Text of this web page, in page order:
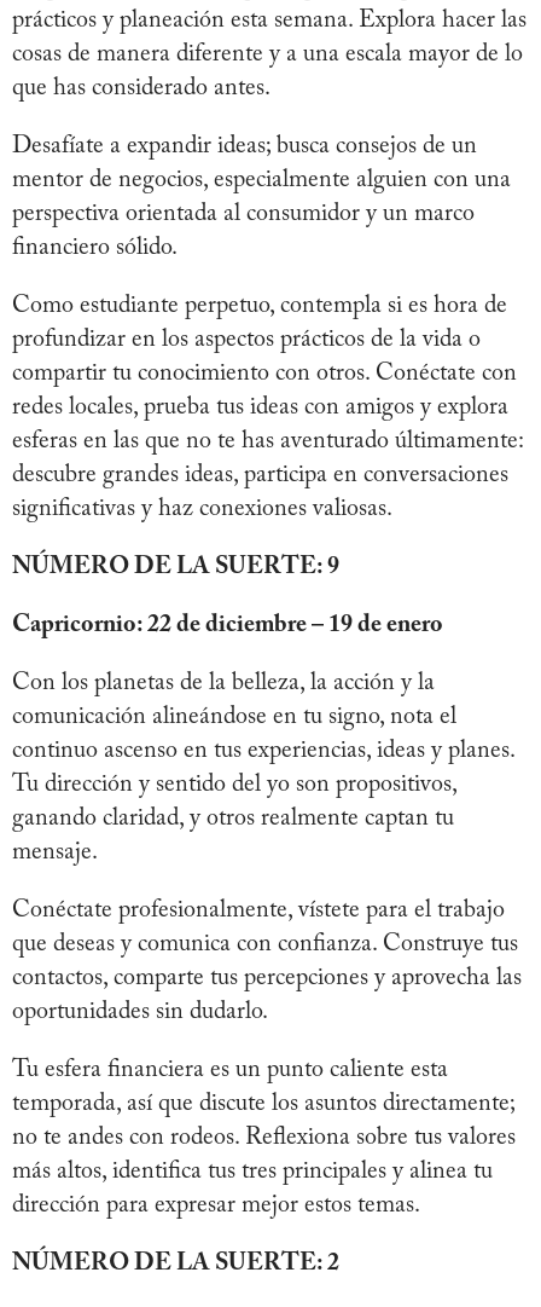
prácticos y planeación esta semana. Explora hacer las
cosas de manera diferente y a una escala mayor de lo
que has considerado antes.
Desafíate a expandir ideas; busca consejos de un
mentor de negocios, especialmente alguien con una
perspectiva orientada al consumidor y un marco
financiero sólido.
Como estudiante perpetuo, contempla si es hora de
profundizar en los aspectos prácticos de la vida o
compartir tu conocimiento con otros. Conéctate con
redes locales, prueba tus ideas con amigos y explora
esferas en las que no te has aventurado últimamente:
descubre grandes ideas, participa en conversaciones
significativas y haz conexiones valiosas.
NÚMERO DE LA SUERTE: 9
Capricornio: 22 de diciembre – 19 de enero
Con los planetas de la belleza, la acción y la
comunicación alineándose en tu signo, nota el
continuo ascenso en tus experiencias, ideas y planes.
Tu dirección y sentido del yo son propositivos,
ganando claridad, y otros realmente captan tu
mensaje.
Conéctate profesionalmente, vístete para el trabajo
que deseas y comunica con confianza. Construye tus
contactos, comparte tus percepciones y aprovecha las
oportunidades sin dudarlo.
Tu esfera financiera es un punto caliente esta
temporada, así que discute los asuntos directamente;
no te andes con rodeos. Reflexiona sobre tus valores
más altos, identifica tus tres principales y alinea tu
dirección para expresar mejor estos temas.
NÚMERO DE LA SUERTE: 2